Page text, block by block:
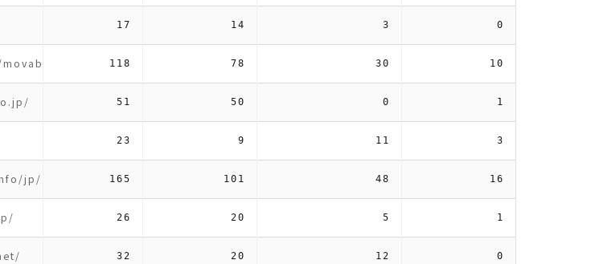
17 14 3 0
118 78 30 10
51 50 0 1
23 9 11 3
jp/ 165 101 48 16
26 20 5 1
32 20 12 0